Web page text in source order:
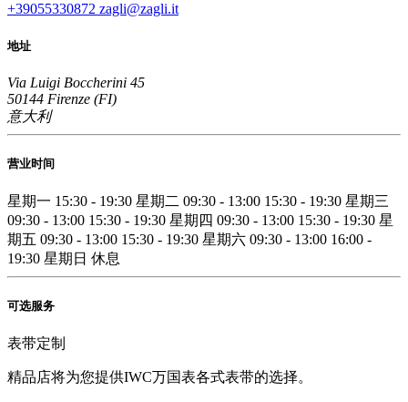
+39055330872 zagli@zagli.it
地址
Via Luigi Boccherini 45
50144 Firenze (FI)
意大利
营业时间
星期一 15:30 - 19:30 星期二 09:30 - 13:00 15:30 - 19:30 星期三
09:30 - 13:00 15:30 - 19:30 星期四 09:30 - 13:00 15:30 - 19:30 星
期五 09:30 - 13:00 15:30 - 19:30 星期六 09:30 - 13:00 16:00 -
19:30 星期日 休息
可选服务
表带定制
精品店将为您提供IWC万国表各式表带的选择。